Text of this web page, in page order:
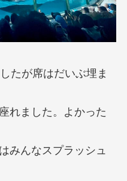
たが席はだいぶ埋ま
れました。よかった
みんなスプラッシュ